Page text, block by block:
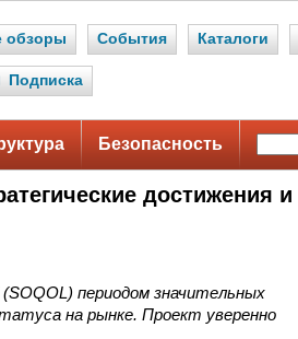
обзоры События Каталоги
Подписка
Безопасность
достижения и
периодом значительных
на рынке. Проект уверенно